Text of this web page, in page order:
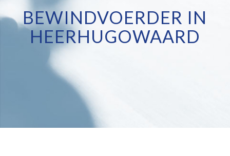
BEWINDVOERDER IN
HEERHUGOWAARD